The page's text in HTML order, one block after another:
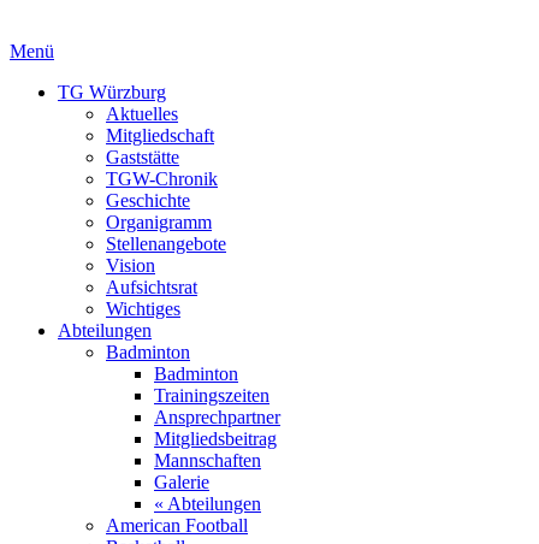
Menü
TG Würzburg
Aktuelles
Mitgliedschaft
Gaststätte
TGW-Chronik
Geschichte
Organigramm
Stellenangebote
Vision
Aufsichtsrat
Wichtiges
Abteilungen
Badminton
Badminton
Trainingszeiten
Ansprechpartner
Mitgliedsbeitrag
Mannschaften
Galerie
« Abteilungen
American Football